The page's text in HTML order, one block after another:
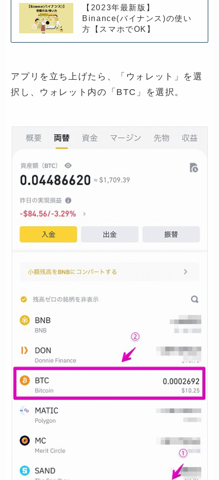
【2023年最新版】
Binance(バイナンス)の使い
方【スマホでOK】
アプリを立ち上げたら、「ウォレット」を選
択し、ウォレット内の「BTC」を選択。